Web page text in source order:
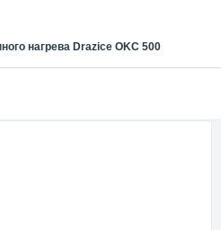
нагрева Drazice OKC 500